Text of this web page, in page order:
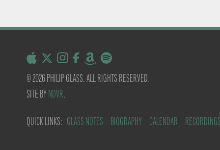
© 2026 PHILIP GLASS. ALL RIGHTS RESERVED.
SITE BYNDVR.
QUICK LINKS: GLASS NOTES BIOGRAPHY CALENDAR RECORDINGS